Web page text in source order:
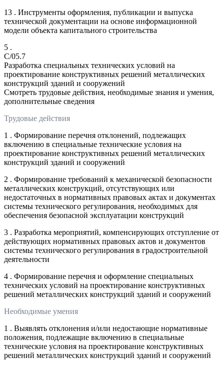
13 . Инструменты оформления, публикации и выпуска
технической документации на основе информационной
модели объекта капитального строительства
5 .
C/05.7
Разработка специальных технических условий на
проектирование конструктивных решений металлических
конструкций зданий и сооружений
Смотреть трудовые действия, необходимые знания и умения,
дополнительные сведения
Трудовые действия
1 . Формирование перечня отклонений, подлежащих
включению в специальные технические условия на
проектирование конструктивных решений металлических
конструкций зданий и сооружений
2 . Формирование требований к механической безопасности
металлических конструкций, отсутствующих или
недостаточных в нормативных правовых актах и документах
системы технического регулирования, необходимых для
обеспечения безопасной эксплуатации конструкций
3 . Разработка мероприятий, компенсирующих отступление от
действующих нормативных правовых актов и документов
системы технического регулирования в градостроительной
деятельности
4 . Формирование перечня и оформление специальных
технических условий на проектирование конструктивных
решений металлических конструкций зданий и сооружений
Необходимые умения
1 . Выявлять отклонения и/или недостающие нормативные
положения, подлежащие включению в специальные
технические условия на проектирование конструктивных
решений металлических конструкций зданий и сооружений